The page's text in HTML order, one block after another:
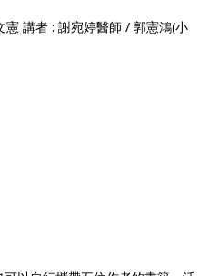
憲 講者 : 謝宛婷醫師 / 郭憲鴻(小